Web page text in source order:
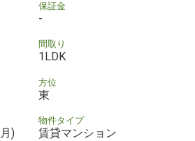
保証金
-
間取り
1LDK
方位
東
)
物件タイプ
賃貸マンション